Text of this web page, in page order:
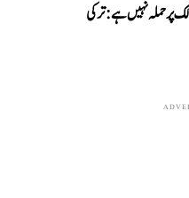
پر حملہ نہیں ہے: ترکی